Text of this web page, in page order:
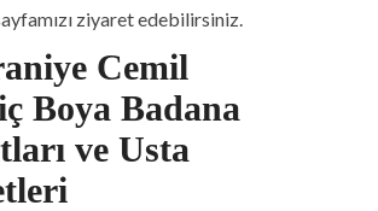
ziyaret edebilirsiniz.
Cemil
Boya Badana
ve Usta